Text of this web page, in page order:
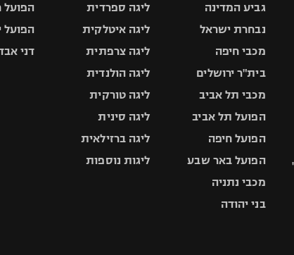
גביע המדינה
נבחרת ישראל
מכבי חיפה
בית"ר ירושלים
מכבי תל אביב
הפועל תל אביב
הפועל חיפה
הפועל באר שבע
מכבי נתניה
בני יהודה
ליגה ספרדית
ליגה איטלקית
ליגה צרפתית
ליגה הולנדית
ליגה טורקית
ליגה סינית
ליגה ברזילאית
ליגות נוספות
הפועל
הפועל
דני